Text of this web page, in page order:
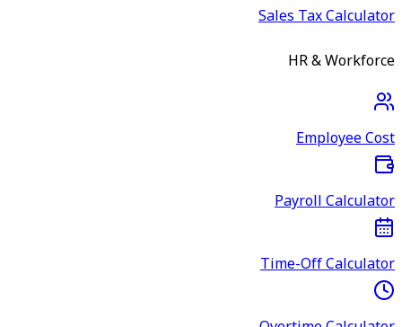
Sales Tax Calculator
HR & Workforce
Employee Cost
Payroll Calculator
Time-Off Calculator